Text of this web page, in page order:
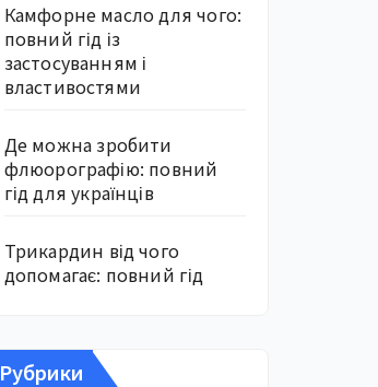
Камфорне масло для чого:
повний гід із
застосуванням і
властивостями
Де можна зробити
флюорографію: повний
гід для українців
Трикардин від чого
допомагає: повний гід
Рубрики